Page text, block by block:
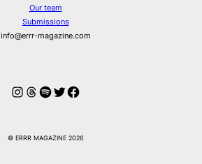
Our team
Submissions
info@errr-magazine.com
Instagram
Threads
Spotify
Twitter
Facebook
© ERRR MAGAZINE 2026